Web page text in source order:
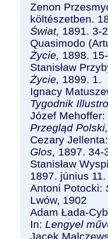
Zenon
költészetben.
Świat, 1891. 3-
Quasimodo
Życie, 1898.
Stanisław
Życie, 1899. 1.
Ignacy
Tygodnik
Józef
Przegląd Polski,
Cezary
Glos, 1897. 34-
Stanisław
1897. június
Antoni Potocki:
Lwów, 1902
Adam Łada-
In: Lengyel
Jacek